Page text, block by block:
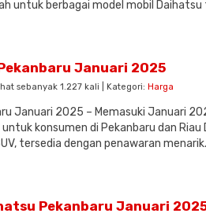
untuk berbagai model mobil
Januari 2025
sebanyak 1.227 kali | Kategori: Harga
Januari 2025 – Memasuki Januari
konsumen di Pekanbaru dan
tersedia dengan penawaran
Pekanbaru Januari